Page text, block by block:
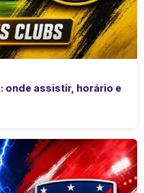
onde assistir, horário e